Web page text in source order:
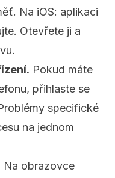
Na iOS: aplikaci
Otevřete ji a
Pokud máte
přihlaste se
specifické
na jednom
Na obrazovce